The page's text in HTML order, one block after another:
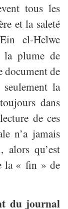
tous les
et la saleté
el-Helwe
plume de
document de
la
dans
de ces
n’a jamais
alors qu’est
la « fin » de
du journal